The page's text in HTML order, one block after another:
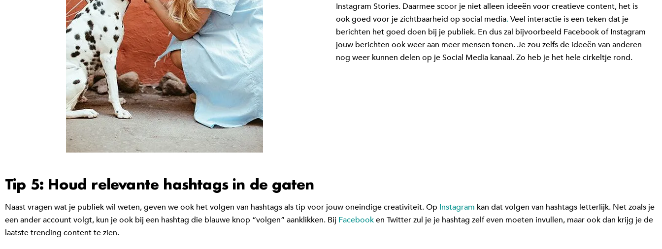
Instagram Stories. Daarmee scoor je niet alleen ideeën voor creatieve content, het is
ook goed voor je zichtbaarheid op social media.Veel interactie is een teken dat je
berichten het goed doen bij je publiek. En dus zal bijvoorbeeld Facebook of Instagram
jouw berichten ook weer aan meer mensen tonen. Je zou zelfs de ideeën van anderen
nog weer kunnen delen op je Social Media kanaal. Zo heb je het hele cirkeltje rond.
Tip 5: Houd relevante hashtags in de gaten
Naast vragen wat je publiek wil weten, geven we ook het volgen van hashtags als tip voor jouw oneindige creativiteit. Op Instagram kan dat volgen van hashtags letterlijk. Net zoals je
een ander account volgt, kun je ook bij een hashtag die blauwe knop “volgen” aanklikken. Bij Facebooken Twitter zul je je hashtag zelf even moeten invullen, maar ook dan krijg je de
laatste trending content te zien.